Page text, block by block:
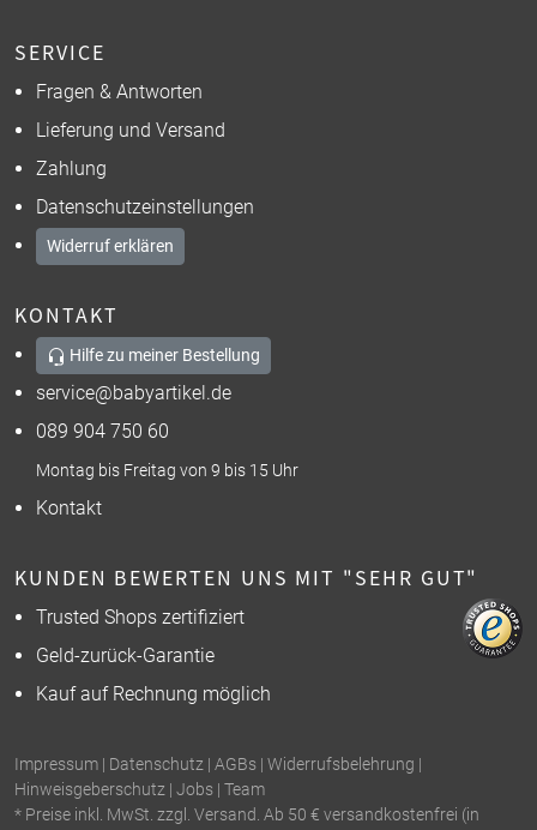
SERVICE
Fragen & Antworten
Lieferung und Versand
Zahlung
Datenschutzeinstellungen
Widerruf erklären
KONTAKT
Hilfe zu meiner Bestellung
service@babyartikel.de
089 904 750 60
Montag bis Freitag von 9 bis 15 Uhr
Kontakt
KUNDEN BEWERTEN UNS MIT "SEHR GUT"
Trusted Shops zertifiziert
Geld-zurück-Garantie
Kauf auf Rechnung möglich
Impressum | Datenschutz | AGBs | Widerrufsbelehrung |
Hinweisgeberschutz | Jobs | Team
* Preise inkl. MwSt. zzgl. Versand. Ab 50 € versandkostenfrei (in